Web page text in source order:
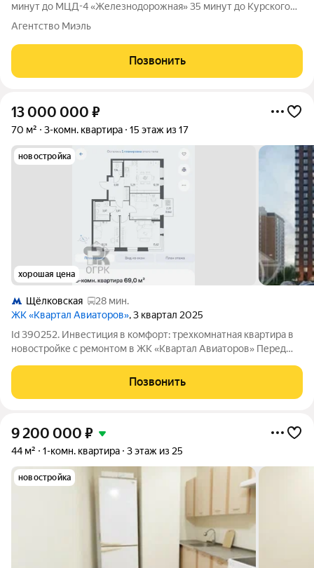
минут до МЦД-4 «Железнодорожная» 35 минут до Курского
вокзала. Свободная продажа от собственника.
расположена на 3 этаже 14-этажного
Агентство Миэль
Позвонить
13 000 000 ₽
70 м² 3-комн. квартира 15 этаж из 17
новостройка
хорошая цена
Щёлковская
28 мин.
ЖК «Квартал Авиаторов», 3 квартал 2025
Id 390252. Инвестиция в комфорт: трехкомнатная квартира в
новостройке с ремонтом в ЖК «Квартал Авиаторов» Перед
одном из самых динамично развивающихся микрорайонов
Балашихи. Объект
Позвонить
9 200 000 ₽
44 м² 1-комн. квартира 3 этаж из 25
новостройка